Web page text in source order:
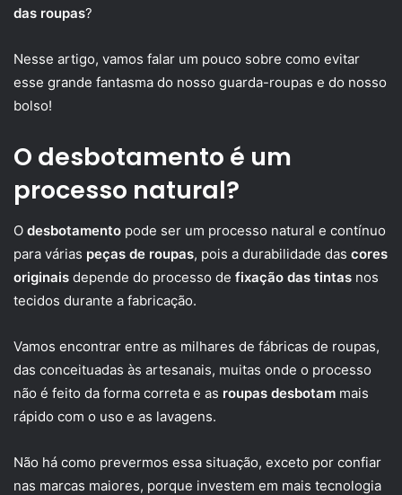
das roupas?
Nesse artigo, vamos falar um pouco sobre como evitar
esse grande fantasma do nosso guarda-roupas e do nosso
bolso!
O desbotamento é um
processo natural?
O desbotamento pode ser um processo natural e contínuo
para várias peças de roupas, pois a durabilidade das cores
originais depende do processo de fixação das tintas nos
tecidos durante a fabricação.
Vamos encontrar entre as milhares de fábricas de roupas,
das conceituadas às artesanais, muitas onde o processo
não é feito da forma correta e as roupas desbotam mais
rápido com o uso e as lavagens.
Não há como prevermos essa situação, exceto por confiar
nas marcas maiores, porque investem em mais tecnologia